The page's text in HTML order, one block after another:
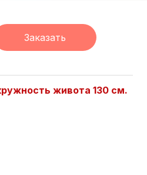
Заказать
живота 130 см.